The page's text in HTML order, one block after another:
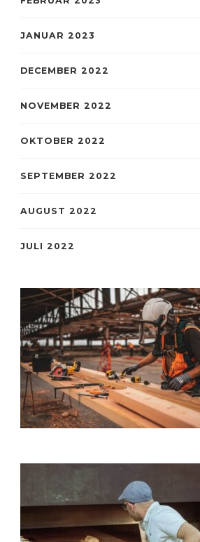
JANUAR 2023
DECEMBER 2022
NOVEMBER 2022
OKTOBER 2022
SEPTEMBER 2022
AUGUST 2022
JULI 2022